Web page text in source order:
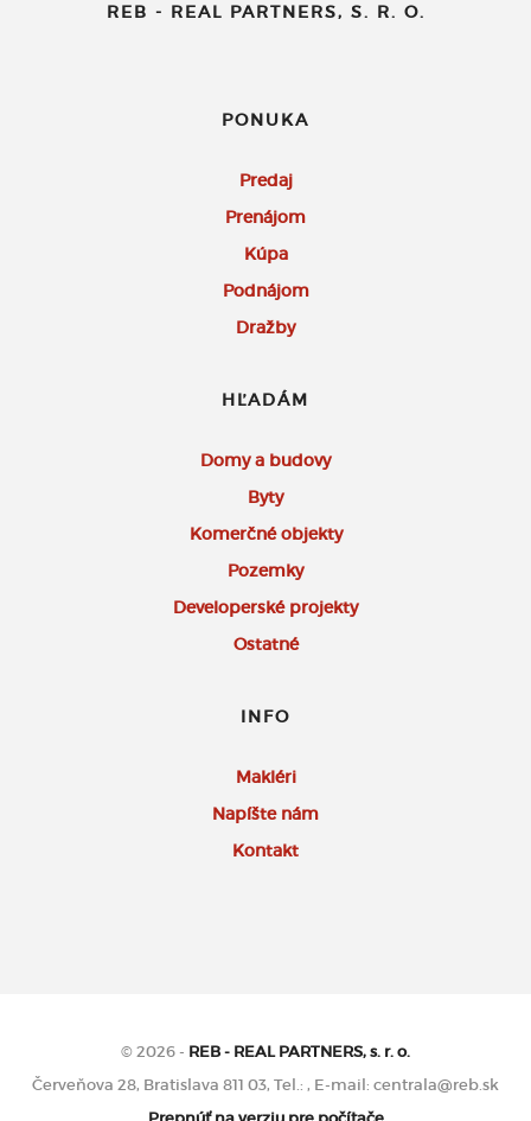
REB - REAL PARTNERS, S. R. O.
PONUKA
Predaj
Prenájom
Kúpa
Podnájom
Dražby
HĽADÁM
Domy a budovy
Byty
Komerčné objekty
Pozemky
Developerské projekty
Ostatné
INFO
Makléri
Napíšte nám
Kontakt
© 2026 - REB - REAL PARTNERS, s. r. o.
Červeňova 28, Bratislava 811 03, Tel.: , E-mail: centrala@reb.sk